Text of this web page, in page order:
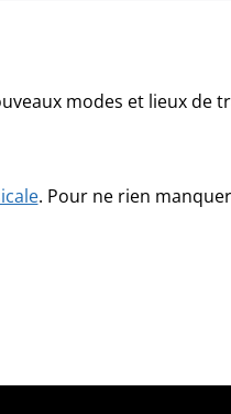
modes et lieux de
. Pour ne rien